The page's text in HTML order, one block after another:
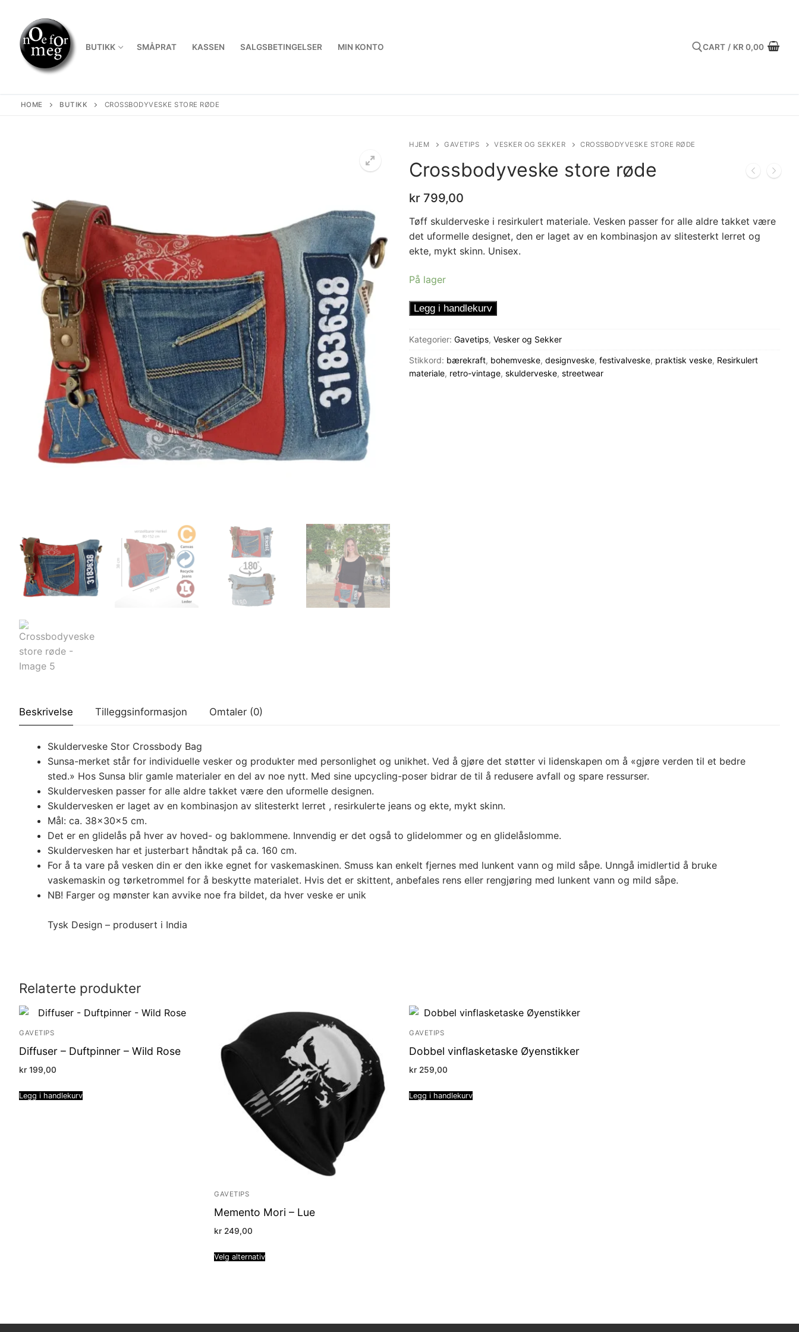
content
BUTIKK SMÅPRAT KASSEN SALGSBETINGELSER MIN KONTO CART / KR 0,00
HOME BUTIKK CROSSBODYVESKE STORE RØDE
HJEM GAVETIPS VESKER OG SEKKER CROSSBODYVESKE STORE RØDE
Crossbodyveske store røde
kr 799,00
Tøff skulderveske i resirkulert materiale. Vesken passer for alle aldre takket være
det uformelle designet, den er laget av en kombinasjon av slitesterkt lerret og
ekte, mykt skinn. Unisex.
På lager
Crossbodyveske
røde
Legg i handlekurv
Kategorier: Gavetips, Vesker og Sekker
Stikkord: bærekraft, bohemveske, designveske, festivalveske, praktisk veske, Resirkulert
materiale, retro-vintage, skulderveske, streetwear
Beskrivelse Tilleggsinformasjon Omtaler (0)
Skulderveske Stor Crossbody Bag
Sunsa-merket står for individuelle vesker og produkter med personlighet og unikhet. Ved å gjøre det støtter vi lidenskapen om å «gjøre verden til et bedre
sted.» Hos Sunsa blir gamle materialer en del av noe nytt. Med sine upcycling-poser bidrar de til å redusere avfall og spare ressurser.
Skuldervesken passer for alle aldre takket være den uformelle designen.
Skuldervesken er laget av en kombinasjon av slitesterkt lerret , resirkulerte jeans og ekte, mykt skinn.
Mål: ca. 38x30x5 cm.
Det er en glidelås på hver av hoved- og baklommene. Innvendig er det også to glidelommer og en glidelåslomme.
Skuldervesken har et justerbart håndtak på ca. 160 cm.
For å ta vare på vesken din er den ikke egnet for vaskemaskinen. Smuss kan enkelt fjernes med lunkent vann og mild såpe. Unngå imidlertid å bruke
vaskemaskin og tørketrommel for å beskytte materialet. Hvis det er skittent, anbefales rens eller rengjøring med lunkent vann og mild såpe.
NB! Farger og mønster kan avvike noe fra bildet, da hver veske er unik
Tysk Design – produsert i India
Relaterte produkter
GAVETIPS
Diffuser – Duftpinner – Wild Rose
kr 199,00
Legg i handlekurv
GAVETIPS
Memento Mori – Lue
kr 249,00
Velg alternativ
GAVETIPS
Dobbel vinflasketaske Øyenstikker
kr 259,00
Legg i handlekurv